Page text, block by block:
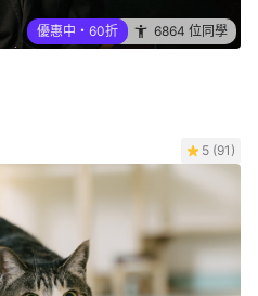
優惠中・60折 6864 位同學
5 (91)